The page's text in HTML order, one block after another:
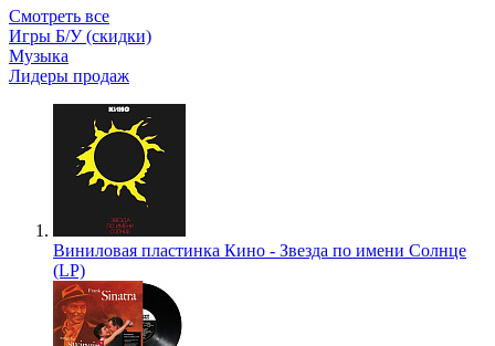
Смотреть все
Игры Б/У (скидки)
Музыка
Лидеры продаж
Виниловая пластинка Кино - Звезда по имени Солнце
(LP)